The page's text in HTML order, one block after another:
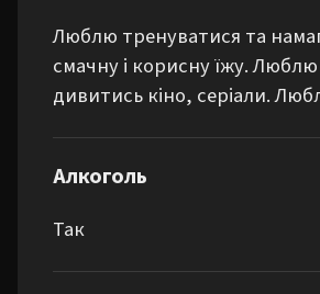
Люблю тренуватися та
смачну і корисну їжу. Люблю
дивитись кіно, серіали.
Алкоголь
Так